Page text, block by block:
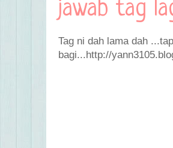
jawab tag
Tag ni dah lama dah
bagi...http://